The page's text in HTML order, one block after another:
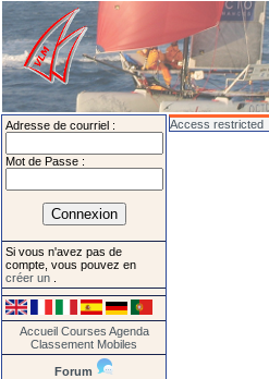
Adresse de courriel :
Mot de Passe :
Si vous n'avez pas de
compte, vous pouvez en
créer un
Accueil Courses Agenda
Classement Mobiles
Forum
Access restricted